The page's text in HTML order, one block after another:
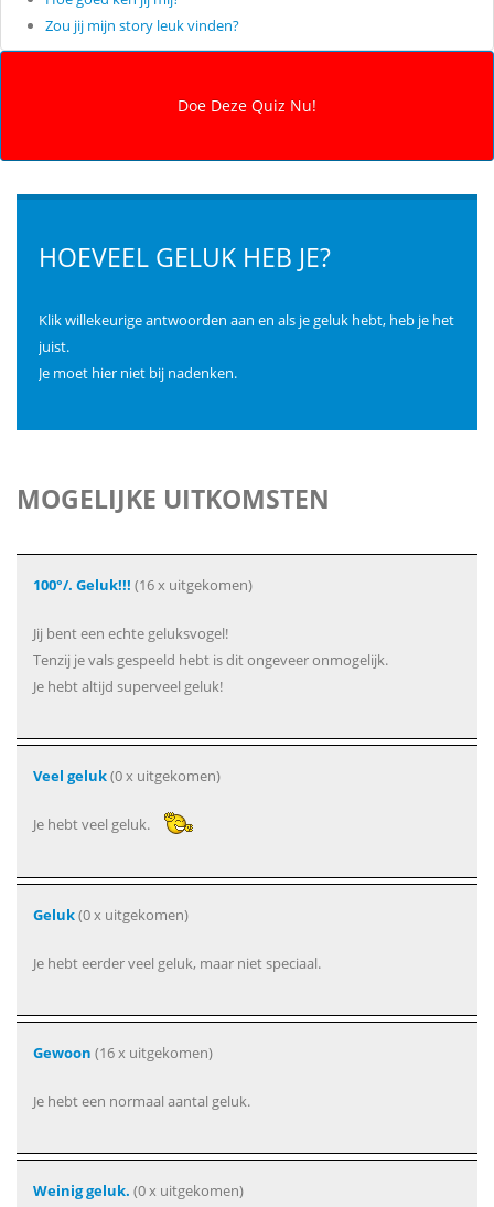
Zou jij mijn story leuk vinden?
HOEVEEL GELUK HEB JE?
Klik willekeurige antwoorden aan en als je geluk hebt, heb je het
juist.
Je moet hier niet bij nadenken.
MOGELIJKE UITKOMSTEN
100°/. Geluk!!! (16 x uitgekomen)
Jij bent een echte geluksvogel!
Tenzij je vals gespeeld hebt is dit ongeveer onmogelijk.
Je hebt altijd superveel geluk!
Veel geluk(0 x uitgekomen)
Je hebt veel geluk.
Geluk(0 x uitgekomen)
Je hebt eerder veel geluk, maar niet speciaal.
Gewoon (16 x uitgekomen)
Je hebt een normaal aantal geluk.
Weinig geluk. (0 x uitgekomen)